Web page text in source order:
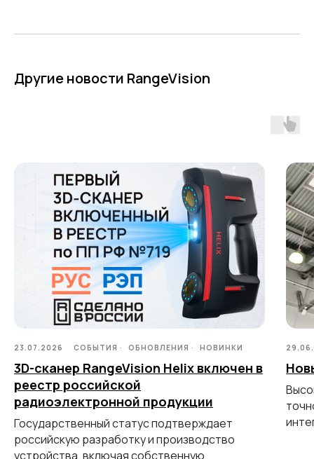
Другие новости RangeVision
23.07.2026 СОБЫТИЯ ОБНОВЛЕНИЯ НОВИНКИ
3D-сканер RangeVision Helix включен в
реестр российской
радиоэлектронной продукции
Государственный статус подтверждает
российскую разработку и производство
устройства, включая собственную
+7 (499) 322 33 20
СВЯЖИТЕСЬ С НАМИ
Координатно-измерительные
машины
руки
Лазерные TLS и SLAM сканеры
ИЗМЕРИТЕЛЬНОЕ
ОБОРУДОВАНИЕ
Портативный Calibry Mini
Портативный Calibry
Универсальный Spectrum
Ручной лазерный Helix
Ручной лазерный Fenix
3D-СКАНЕРЫ
RANGEVISION
Контакты